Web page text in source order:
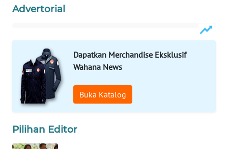
Advertorial
Dapatkan Merchandise Eksklusif
Wahana News
Buka Katalog
Pilihan Editor
TAMBANG
NEWS
SITUNGIR
NEWS
SIDIKALANG